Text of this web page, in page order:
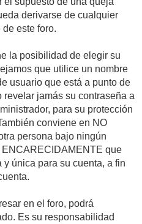
derivarse de cualquier
este foro.
la posibilidad de elegir su
que utilice un nombre
usuario que está a punto de
revelar jamás su contraseña a
para su protección
conviene en NO
persona bajo ningún
que
única para su cuenta, a fin
en el foro, podrá
Es su responsabilidad